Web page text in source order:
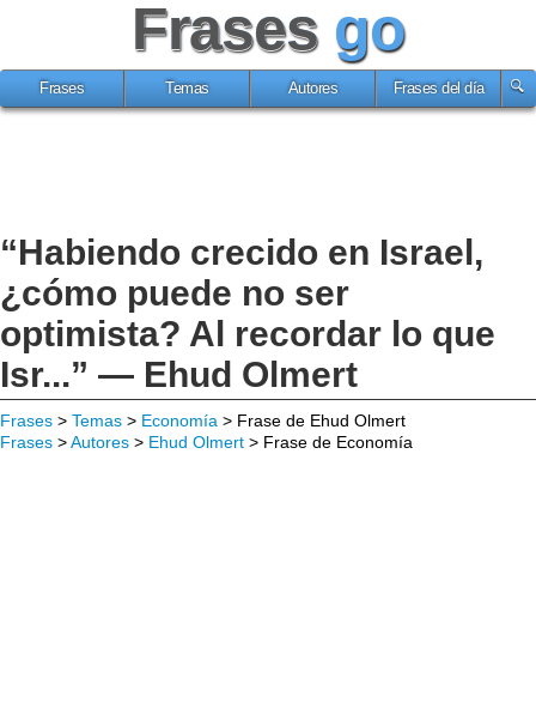
Frases go
Frases Temas Autores Frases del día
“Habiendo crecido en Israel,
¿cómo puede no ser
optimista? Al recordar lo que
Isr...” — Ehud Olmert
Frases > Temas > Economía > Frase de Ehud Olmert
Frases >Autores > Ehud Olmert > Frase de Economía